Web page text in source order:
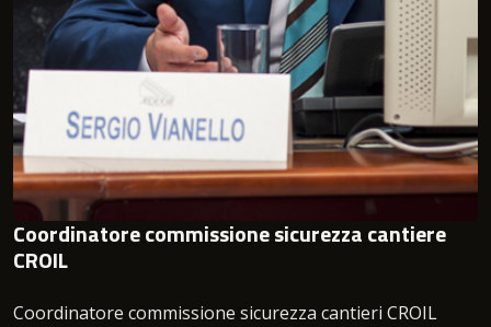
Coordinatore commissione sicurezza cantiere
CROIL
Coordinatore commissione sicurezza cantieri CROIL